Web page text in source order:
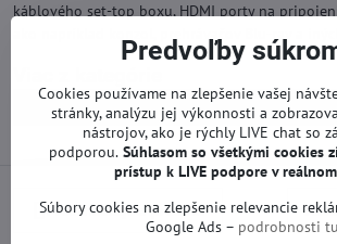
káblového set-top boxu, HDMI porty na
Náhradné diely | Sony TV Základné
Predchádzajúci produkt
Predvoľby
Cookies používame na zlepšenie vašej
stránky, analýzu jej výkonnosti a
nástrojov, ako je rýchly LIVE chat so
podporou. Súhlasom so všetkými cookies
prístup k LIVE podpore v
Súbory cookies na zlepšenie relevancie
Google Ads – podrobnosti tu